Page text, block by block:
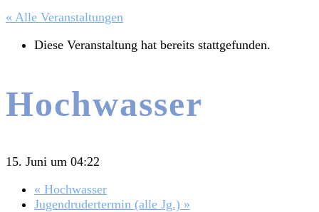
« Alle Veranstaltungen
Diese Veranstaltung hat bereits stattgefunden.
Hochwasser
15. Juni um 04:22
« Hochwasser
Jugendrudertermin (alle Jg.) »